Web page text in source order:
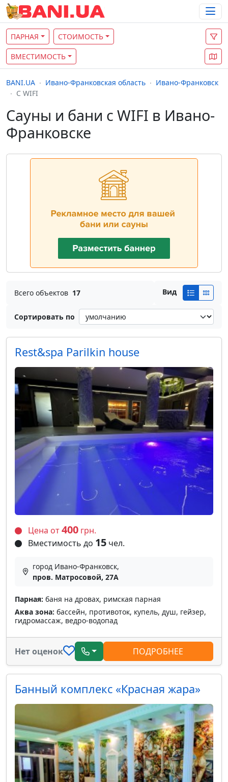
ПАРНАЯ СТОИМОСТЬ
ВМЕСТИМОСТЬ
BANI.UA Ивано-Франковская область
Ивано-Франковск
С WIFI
Сауны и бани с WIFI в Ивано-
Франковске
Всего объектов 17 Вид
Сортировать по
Rest&spa Parilkin house
Цена от400 грн.
Вместимость до 15 чел.
город Ивано-Франковск,
пров. Матросовой, 27А
Парная: баня на дровах, римская парная
Аква зона: бассейн, противоток, купель, душ, гейзер,
гидромассаж, ведро-водопад
Нет оценок ПОДРОБНЕЕ
Банный комплекс «Красная жара»